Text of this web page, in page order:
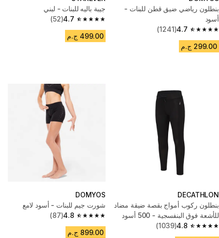
بنطلون رياضي ضيق قطن للبنات -
أسود
4.7
4.7 out of 5 stars from 1241 reviews
(1241)
299.00 ج.م
جيبة باليه للبنات - لبني
4.7
4.7 out of 5 stars from 52 reviews
(52)
499.00 ج.م
DECATHLON
بنطلون ركوب أمواج بقصة ضيقة مضاد
للأشعة فوق البنفسجية - 500 أسود
4.8
4.8 out of 5 stars from 1039 reviews
(1039)
DOMYOS
شورت جيم للبنات - أسود لامع
4.8
4.8 out of 5 stars from 87 reviews
(87)
899.00 ج.م